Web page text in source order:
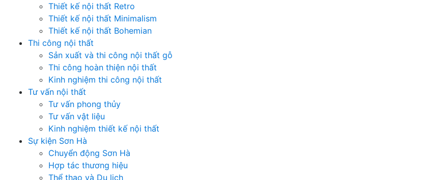
Thiết kế nội thất Retro
Thiết kế nội thất Minimalism
Thiết kế nội thất Bohemian
Thi công nội thất
Sản xuất và thi công nội thất gỗ
Thi công hoàn thiện nội thất
Kinh nghiệm thi công nội thất
Tư vấn nội thất
Tư vấn phong thủy
Tư vấn vật liệu
Kinh nghiệm thiết kế nội thất
Sự kiện Sơn Hà
Chuyển động Sơn Hà
Hợp tác thương hiệu
Thể thao và Du lịch